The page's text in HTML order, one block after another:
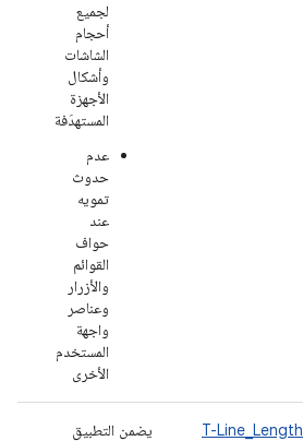
لجميع
أحجام
الشاشات
وأشكال
الأجهزة
المستهدَفة
عدم
حدوث
تمويه
عند
حواف
القوائم
والأزرار
وعناصر
واجهة
المستخدم
الأخرى
T-Line_Length
يضمن التطبيق